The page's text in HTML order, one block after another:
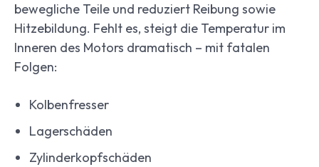
bewegliche Teile und reduziert Reibung sowie
Hitzebildung. Fehlt es, steigt die Temperatur im
Inneren des Motors dramatisch – mit fatalen
Folgen:
Kolbenfresser
Lagerschäden
Zylinderkopfschäden